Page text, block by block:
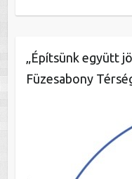
„Építsünk együtt
Füzesabony